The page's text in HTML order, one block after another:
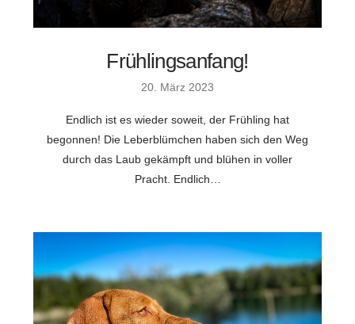
Frühlingsanfang!
20. März 2023
Endlich ist es wieder soweit, der Frühling hat
begonnen! Die Leberblümchen haben sich den Weg
durch das Laub gekämpft und blühen in voller
Pracht. Endlich…